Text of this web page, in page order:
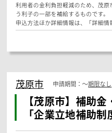
公共職業安定所のあっせんで、市
回5日以上）に受け入れた事業主に
申込方法ほか詳細情報は、「詳細情
茂原市 申請期間：〜期限なし
【茂原市】融資・
「茂原市中小企業